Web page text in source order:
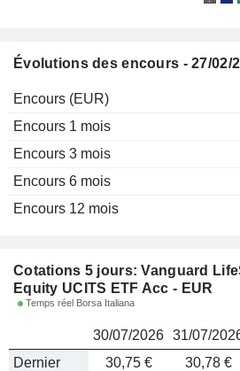
Cotations 5 jours: Vanguard
Equity UCITS ETF Acc - EUR
Temps réel Borsa Italiana
30/07/2026 31/07/
Dernier
30,75 € 30,78 €
Évolutions des encours - 27/02/
Encours (EUR)
Encours 1 mois
Encours 3 mois
Encours 6 mois
Encours 12 mois